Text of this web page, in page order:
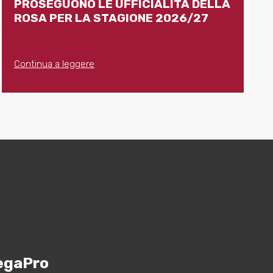
PROSEGUONO LE UFFICIALITÀ DELLA
ROSA PER LA STAGIONE 2026/27
Continua a leggere